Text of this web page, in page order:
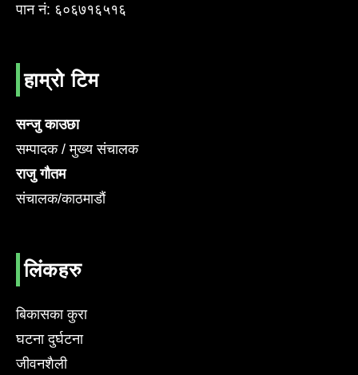
पान नं: ६०६७१६५१६
हाम्रो टिम
सन्जु काउछा
सम्पादक / मुख्य संचालक
राजु गौतम
संचालक/काठमाडौं
लिंकहरु
बिकासका कुरा
घटना दुर्घटना
जीवनशैली